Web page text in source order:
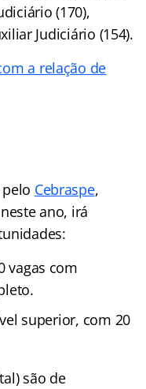
(170),
Judiciário (154).
a relação de
Cebraspe,
ano, irá
vagas com
superior, com 20
são de